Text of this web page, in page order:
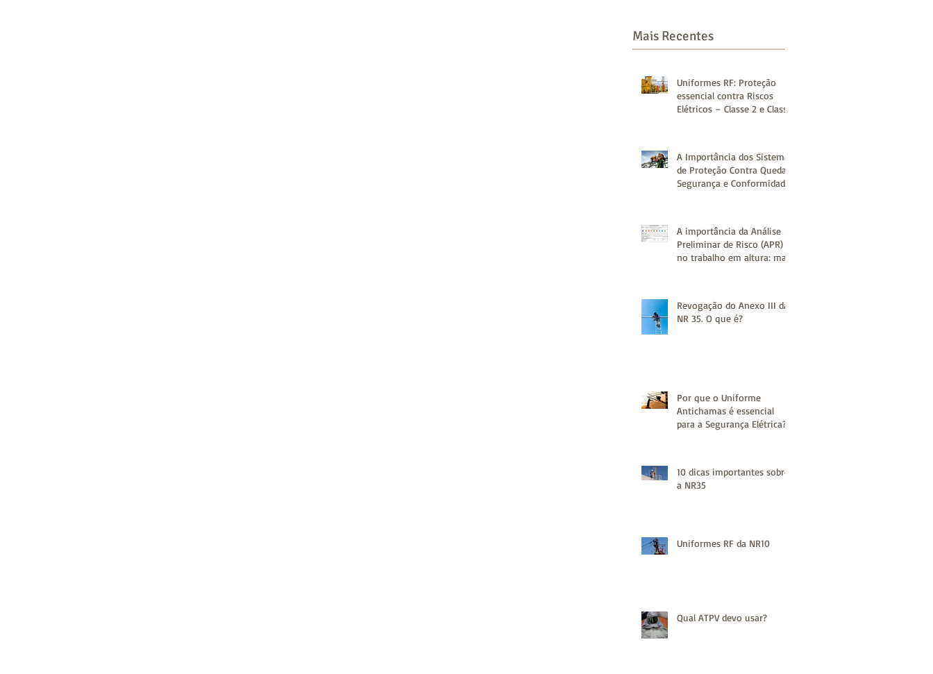
Mais Recentes
Uniformes RF: Proteção
essencial contra Riscos
Elétricos – Classe 2 e Classe
A Importância dos Sistemas
de Proteção Contra Quedas:
Segurança e Conformidade
A importância da Análise
Preliminar de Risco (APR)
no trabalho em altura: mais
Revogação do Anexo III da
NR 35. O que é?
Por que o Uniforme
Antichamas é essencial
para a Segurança Elétrica?
10 dicas importantes sobre
a NR35
Uniformes RF da NR10
Qual ATPV devo usar?